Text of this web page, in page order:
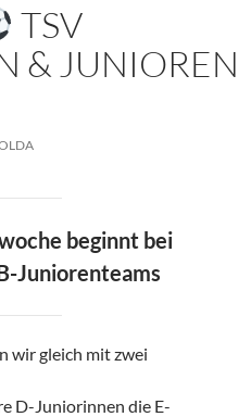
TSV
& JUNIOREN
beginnt bei
Juniorenteams
wir gleich mit zwei
D-Juniorinnen die E-